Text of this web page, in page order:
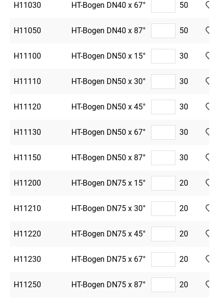
H11030 HT-Bogen DN40 x 67° 50
H11050 HT-Bogen DN40 x 87° 50
H11100 HT-Bogen DN50 x 15° 30
H11110 HT-Bogen DN50 x 30° 30
H11120 HT-Bogen DN50 x 45° 30
H11130 HT-Bogen DN50 x 67° 30
H11150 HT-Bogen DN50 x 87° 30
H11200 HT-Bogen DN75 x 15° 20
H11210 HT-Bogen DN75 x 30° 20
H11220 HT-Bogen DN75 x 45° 20
H11230 HT-Bogen DN75 x 67° 20
H11250 HT-Bogen DN75 x 87° 20